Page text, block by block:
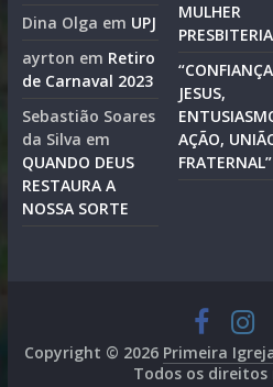
Dina Olga em UPJ
ayrton em Retiro
de Carnaval 2023
Sebastião Soares
da Silva em
QUANDO DEUS
RESTAURA A
NOSSA SORTE
MULHER
JESUS,
AÇÃO,
FRATERNAL”
Copyright © 2026 Primeira
Todos os direitos